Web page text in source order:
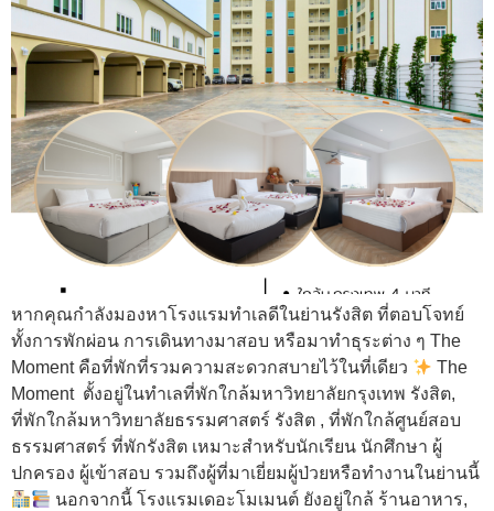
หากคุณกำลังมองหาโรงแรมทำเลดีในย่านรังสิต ที่ตอบโจทย์
ทั้งการพักผ่อน การเดินทางมาสอบ หรือมาทำธุระต่าง ๆ The
Moment คือที่พักที่รวมความสะดวกสบายไว้ในที่เดียว
The
Moment ตั้งอยู่ในทำเลที่พักใกล้มหาวิทยาลัยกรุงเทพ รังสิต,
ที่พักใกล้มหาวิทยาลัยธรรมศาสตร์ รังสิต , ที่พักใกล้ศูนย์สอบ
ธรรมศาสตร์ ที่พักรังสิต เหมาะสำหรับนักเรียน นักศึกษา ผู้
ปกครอง ผู้เข้าสอบ รวมถึงผู้ที่มาเยี่ยมผู้ป่วยหรือทำงานในย่านนี้
นอกจากนี้ โรงแรมเดอะโมเมนต์ ยังอยู่ใกล้ ร้านอาหาร,